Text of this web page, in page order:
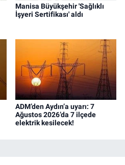
Manisa Büyükşehir 'Sağlıklı
İşyeri Sertifikası' aldı
ADM’den Aydın’a uyarı: 7
Ağustos 2026’da 7 ilçede
elektrik kesilecek!